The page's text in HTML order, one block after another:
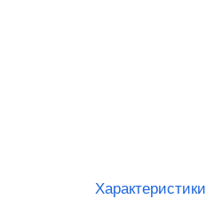
Характеристики